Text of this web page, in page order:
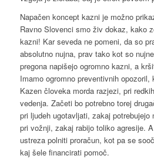
Napačen koncept kazni je možno
Ravno Slovenci smo živ dokaz, kako
kazni! Kar seveda ne pomeni, da so
absolutno nujna, prav tako kot so
pregona napišejo ogromno kazni, a
Imamo ogromno preventivnih opozoril,
Kazen človeka morda razjezi, pri
vedenja. Začeti bo potrebno torej
pri ljudeh ugotavljati, zakaj potrebujejo
pri vožnji, zakaj rabijo toliko agresije.
ustreza polniti proračun, kot pa se
kaj šele financirati pomoč.